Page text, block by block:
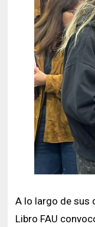
A lo largo de sus
Libro FAU